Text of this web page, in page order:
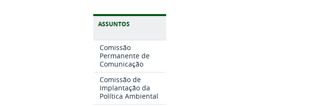
ASSUNTOS
Comissão
Permanente de
Comunicação
Comissão de
Implantação da
Política Ambiental